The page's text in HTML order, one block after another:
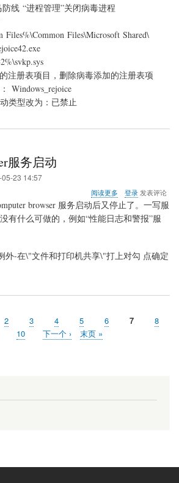
“进程管理”关闭病毒进程
Files\Microsoft Shared\
册表项目，删除病毒添加的注册表项
改为：已禁止
服务启动
05-23 14:57
阅读更多
于
Computer
Browser
启
登录发表评论
browser 服务启动后又停止了。一写服
有什么可做的，例如“性能日志和警报”服
外-在\"文件和打印机共享\"打上对勾 点确定
页
2
页
3
页
面
4
页
面
5
页
6
当
7
页
8
页
10
下
下一个 ›
末
末页 »